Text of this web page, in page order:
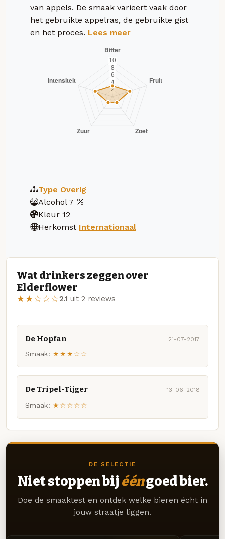
van appels. De smaak varieert vaak door
het gebruikte appelras, de gebruikte gist
en het proces. Lees meer
Type Overig
Alcohol 7
Kleur 12
Herkomst Internationaal
Wat drinkers zeggen over
Elderflower
★★☆☆☆2.1 uit 2 reviews
De Hopfan 21-07-2017
Smaak: ★★★☆☆
De Tripel-Tijger 13-06-2018
Smaak: ★☆☆☆☆
DE SELECTIE
Niet stoppen bij ééngoed bier.
Doe de smaaktest en ontdek welke bieren écht in
jouw straatje liggen.